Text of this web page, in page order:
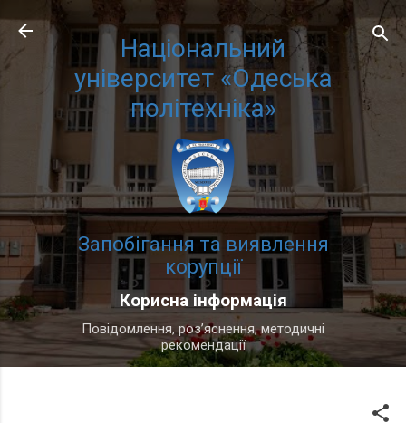
Перейти до основного вмісту
Національний
університет «Одеська
політехніка»
Запобігання та виявлення
корупції
Корисна інформація
Повідомлення, роз’яснення, методичні
рекомендації